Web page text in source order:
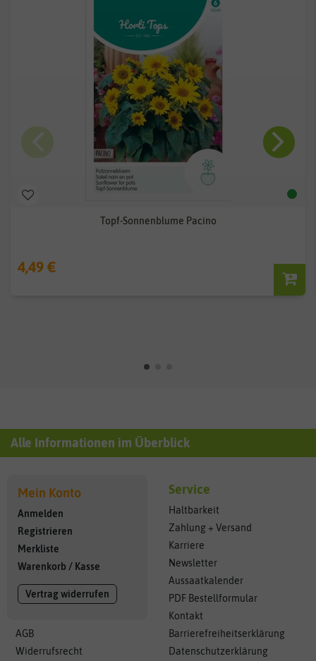
Topf-Sonnenblume Pacino
4,49 €
Alle Informationen im Überblick
Mein Konto
Anmelden
Registrieren
Merkliste
Warenkorb / Kasse
Vertrag widerrufen
AGB
Widerrufsrecht
Service
Haltbarkeit
Zahlung + Versand
Karriere
Newsletter
Aussaatkalender
PDF Bestellformular
Kontakt
Barrierefreiheitserklärung
Datenschutzerklärung